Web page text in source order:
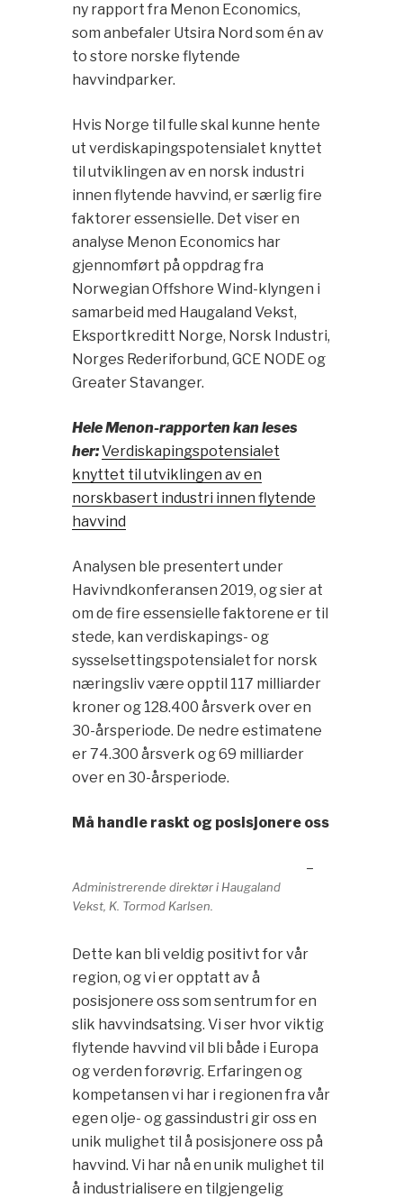
ny rapport fra Menon Economics,
som anbefaler Utsira Nord som én av
to store norske flytende
havvindparker.
Hvis Norge til fulle skal kunne hente
ut verdiskapingspotensialet knyttet
til utviklingen av en norsk industri
innen flytende havvind, er særlig fire
faktorer essensielle. Det viser en
analyse Menon Economics har
gjennomført på oppdrag fra
Norwegian Offshore Wind-klyngen i
samarbeid med Haugaland Vekst,
Eksportkreditt Norge, Norsk Industri,
Norges Rederiforbund, GCE NODE og
Greater Stavanger.
Hele Menon-rapporten kan leses
her:Verdiskapingspotensialet
knyttet til utviklingen av en
norskbasert industri innen flytende
havvind
Analysen ble presentert under
Havivndkonferansen 2019, og sier at
om de fire essensielle faktorene er til
stede, kan verdiskapings- og
sysselsettingspotensialet for norsk
næringsliv være opptil 117 milliarder
kroner og 128.400 årsverk over en
30-årsperiode. De nedre estimatene
er 74.300 årsverk og 69 milliarder
over en 30-årsperiode.
Må handle raskt og posisjonere oss
Administrerende direktør i Haugaland
Vekst, K. Tormod Karlsen.
–
Dette kan bli veldig positivt for vår
region, og vi er opptatt av å
posisjonere oss som sentrum for en
slik havvindsatsing. Vi ser hvor viktig
flytende havvind vil bli både i Europa
og verden forøvrig. Erfaringen og
kompetansen vi har i regionen fra vår
egen olje- og gassindustri gir oss en
unik mulighet til å posisjonere oss på
havvind. Vi har nå en unik mulighet til
å industrialisere en tilgjengelig